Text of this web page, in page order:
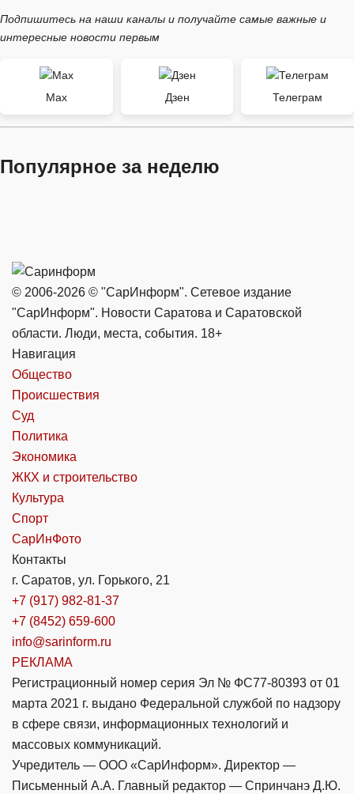
Подпишитесь на наши каналы и получайте самые важные и
интересные новости первым
Max Дзен Телеграм
Популярное за неделю
© 2006-2026 © "СарИнформ". Сетевое издание
"СарИнформ". Новости Саратова и Саратовской
области. Люди, места, события. 18+
Навигация
Общество
Происшествия
Суд
Политика
Экономика
ЖКХ и строительство
Культура
Спорт
СарИнФото
Контакты
г. Саратов, ул. Горького, 21
+7 (917) 982-81-37
+7 (8452) 659-600
info@sarinform.ru
РЕКЛАМА
Регистрационный номер серия Эл № ФС77-80393 от 01
марта 2021 г. выдано Федеральной службой по надзору
в сфере связи, информационных технологий и
массовых коммуникаций.
Учредитель — ООО «СарИнформ». Директор —
Письменный А.А. Главный редактор — Спринчанэ Д.Ю.